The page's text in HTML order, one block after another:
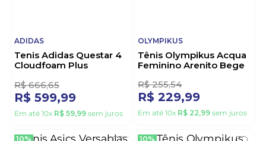
ADIDAS
Tenis Adidas Questar 4
Cloudfoam Plus
Running Shoes
Femininoih9823 Preto
R$ 666,65
R$ 599 99
OLYMPIKUS
Tênis Olympikus Acqua
Feminino Arenito Bege
R$ 255,54
R$ 229 99